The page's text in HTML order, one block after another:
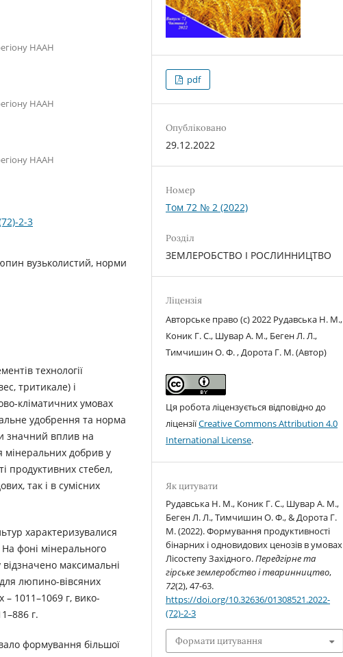
НААН
НААН
НААН
2-3
вузьколистий, норми
технології
тритикале) і
кліматичних умовах
удобрення та норма
значний вплив на
добрив у
продуктивних стебел,
так і в сумісних
характеризувалися
фоні мінерального
відзначено максимальні
люпино-вівсяних
1011–1069 г, вико-
г.
формування більшої
pdf
Опубліковано
29.12.2022
Номер
Том 72 № 2 (2022)
Розділ
ЗЕМЛЕРОБСТВО І РОСЛИННИЦТВО
Ліцензія
Авторське право (c) 2022 Рудавська Н. М.,
Коник Г. С., Шувар А. М., Беген Л. Л.,
Тимчишин О. Ф. , Дорота Г. М. (Автор)
Ця робота ліцензується відповідно до
ліцензіїCreative Commons Attribution 4.0
International License.
Як цитувати
Рудавська Н. М., Коник Г. С., Шувар А. М.,
Беген Л. Л., Тимчишин О. Ф., & Дорота Г.
М. (2022). Формування продуктивності
бінарних і одновидових ценозів в умовах
Лісостепу Західного.Передгірне та
гірське землеробство і тваринництво,
72(2), 47-63.
https://doi.org/10.32636/01308521.2022-
(72)-2-3
Формати цитування